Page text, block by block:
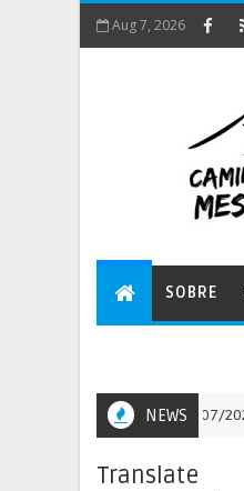
Aug 7, 2026
SOBRE
NEWS
Translate